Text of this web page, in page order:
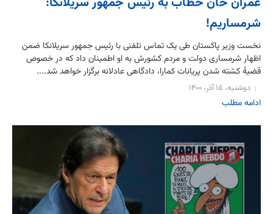
شرمساریم!
نخست وزیر پاکستان طی یک تماس تلفنی با رئیس جمهور سریلانکا ضمن
اظهار شرمساری دولت و مردم کشورش به او اطمینان داد که در خصوص
قضیهٔ کشته شدن پریانات کمارا، دادگاهی عادلانه برگزار خواهد شد....
دوشنبه، ۱۵ آذر، ۱۴۰۰
ادامه مطلب